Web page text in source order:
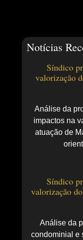
Notícias
Síndico
valorização
Análise da
impactos na
atuação de
Síndico
valorização
Análise da
condominial e